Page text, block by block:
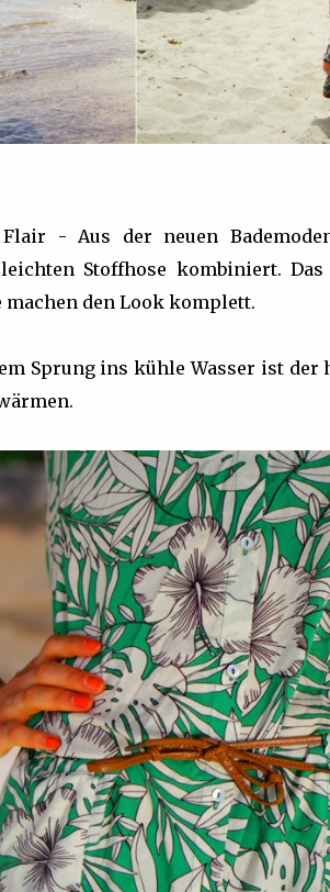
- Aus der neuen
Stoffhose kombiniert.
machen den Look komplett.
Sprung ins kühle Wasser ist der